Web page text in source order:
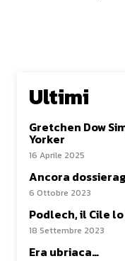
Ultimi
Gretchen Dow
Yorker
16 Aprile 2025
Ancora
6 Ottobre 2023
Podlech, il Cile
18 Settembre 2023
Era ubriaca…